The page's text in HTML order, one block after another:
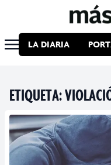
LA DIARIA
ETIQUETA: